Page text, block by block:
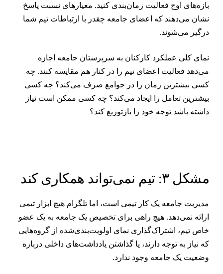
اوج فعالیت زمان‌بندی کنید. معیارهای نسبت پاسخ
می‌دهند که اعضای جامعه چقدر با ارتباطات تیم شما
می‌شوند.
کلی عملکرد کارکنان به سرپرستان جامعه اجازه
فعالیت اعضای تیم را در کنار هم مقایسه کنند. چه
بیشترین زمان را در جوامع صرف می‌کند؟ چه کسی
تعامل را ایجاد می‌کند؟ چه کسی ممکن است نیاز
باشد توجه خود را بازتوزیع کند؟
۳: تیم نمی‌تواند همکاری کند
جامعه یک کار تیمی است، اما تلگرام هیچ ابزار تیمی
نمی‌دهد. هیچ راهی برای تخصیص یک جامعه به یک عضو
تیم، اشتراک‌گذاری نمای اولویت‌بندی‌شده از گروه‌هایی
نیاز به توجه دارند، یا گذاشتن یادداشت‌های داخلی درباره
یک جامعه وجود ندارد.